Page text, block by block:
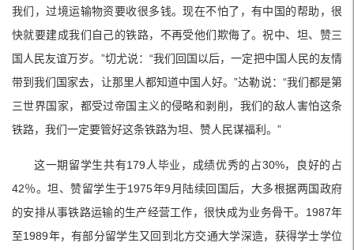
我们，过境运输物资要收很多钱。现在不怕了，有中国的帮助，很
快就要建成我们自己的铁路，不再受他们欺侮了。祝中、坦、赞三
国人民友谊万岁。”切尤说：“我们回国以后，一定把中国人民的友情
带到我们国家去，让那里人都知道中国人好。”达勒说：“我们都是第
三世界国家，都受过帝国主义的侵略和剥削，我们的敌人害怕这条
铁路，我们一定要管好这条铁路为坦、赞人民谋福利。”
这一期留学生共有179人毕业，成绩优秀的占30%，良好的占
42％。坦、赞留学生于1975年9月陆续回国后，大多根据两国政府
的安排从事铁路运输的生产经营工作，很快成为业务骨干。1987年
至1989年，有部分留学生又回到北方交通大学深造，获得学士学位